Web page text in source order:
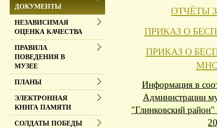
ОТЧЁТЫ
ПРИКАЗ О
ПРИКАЗ О
Информация в
Администрации
"Глинковский
ДОКУМЕНТЫ
НЕЗАВИСИМАЯ
ОЦЕНКА КАЧЕСТВА
ПРАВИЛА
ПОВЕДЕНИЯ В
МУЗЕЕ
ПЛАНЫ
ЭЛЕКТРОННАЯ
КНИГА ПАМЯТИ
СОЛДАТЫ ПОБЕДЫ